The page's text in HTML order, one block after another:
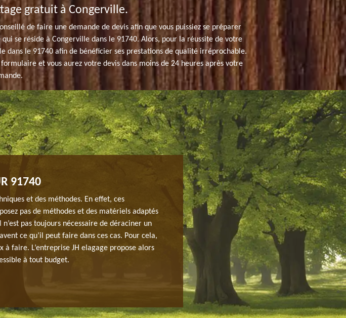
gratuit à Congerville.
de faire une demande de devis afin que vous puissiez se préparer
se réside à Congerville dans le 91740. Alors, pour la réussite de votre
dans le 91740 afin de bénéficier ses prestations de qualité irréprochable.
et vous aurez votre devis dans moins de 24 heures après votre
91740
et des méthodes. En effet, ces
pas de méthodes et des matériels adaptés
pas toujours nécessaire de déraciner un
ce qu’il peut faire dans ces cas. Pour cela,
à faire. L’entreprise JH elagage propose alors
à tout budget.
COÛT D’UN ABATTAGE D’ARBRE
Pour toutes demandes en travaux d’abattage d’arbre,
abattage d’arbre abordable à tout budget. Ainsi,
de l’arbre à abattre. En effet, l’expertise de notre
selon les normes. Nous proposons pour cela un tarif
Disposant diverses méthodes dans le cadre du métier,
cher. Vous pouvez ainsi faire votre demande de devis